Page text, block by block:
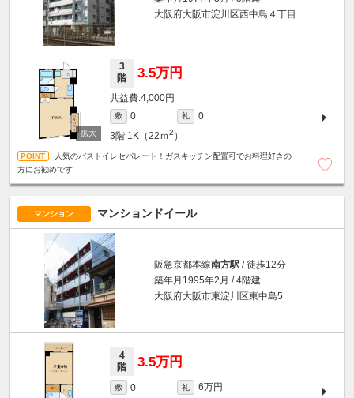
大阪府大阪市淀川区西中島４丁目
3
階
3.5万円
4,000円
敷 0 礼
0
3階 1K（22ｍ2 ）
人気のバストイレセパレート！ガスキッチン配置可でお料理好きの
方にお勧めです
マンション マンションドイール
阪急京都本線南方駅 / 徒歩12分
築年月1995年2月 / 4階建
大阪府大阪市東淀川区東中島5
4
階
3.5万円
敷 0 礼
6万円